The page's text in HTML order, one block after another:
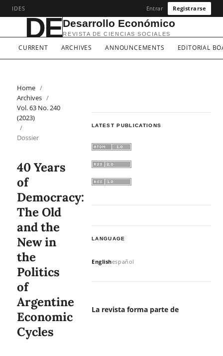
IDES Entrar Registrarse
DEDesarrollo Económico
REVISTA DE CIENCIAS SOCIALES
CURRENT ARCHIVES ANNOUNCEMENTS EDITORIAL
Home /
Archives /
Vol. 63 No. 240
(2023)
/
Dossier
40 Years
of
Democracy:
The Old
and the
New in
the
Politics
of
Argentine
Economic
Cycles
LATEST PUBLICATIONS
LANGUAGE
Englishespañol
La revista forma parte de